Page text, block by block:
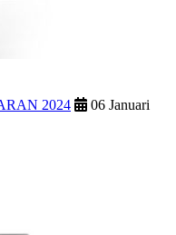
2024
06 Januari